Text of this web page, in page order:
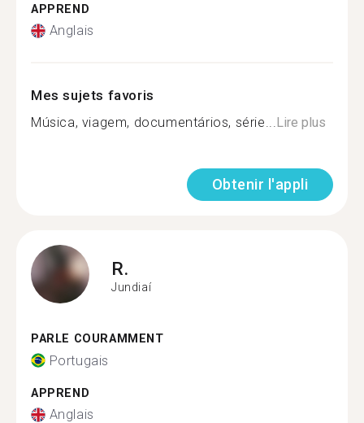
APPREND
Anglais
Mes sujets favoris
Música, viagem, documentários, série...Lire plus
Obtenir l'appli
R.
Jundiaí
PARLE COURAMMENT
Portugais
APPREND
Anglais